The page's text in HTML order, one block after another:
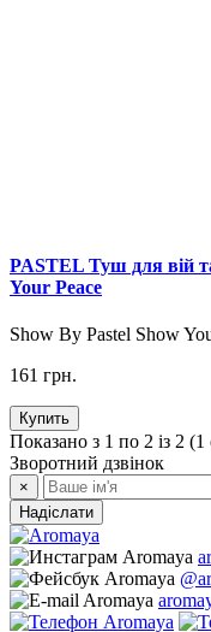
PASTEL Туш для вій
Your Peace
Show By Pastel Show
161 грн.
Купить
Показано з 1 по 2 із 2 (1
Зворотний дзвінок
×
Надіслати